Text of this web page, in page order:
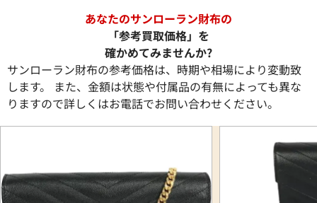
あなたのサンローラン財布の
「参考買取価格」を
確かめてみませんか?
サンローラン財布の参考価格は、時期や相場により変動致
します。 また、金額は状態や付属品の有無によっても異な
りますので詳しくはお電話でお問い合わせください。